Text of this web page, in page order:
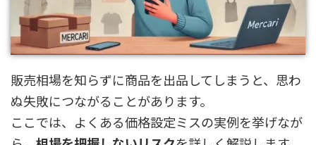
販売相場を知らずに商品を出品してしまうと、思わ
ぬ失敗につながることがあります。
ここでは、よくある価格設定ミスの実例を挙げなが